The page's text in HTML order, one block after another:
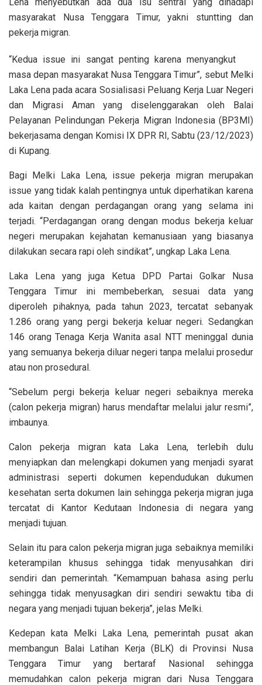
masyarakat Nusa Tenggara Timur, yakni stuntting dan
pekerja migran.
“Kedua issue ini sangat penting karena menyangkut
masa depan masyarakat Nusa Tenggara Timur”, sebut Melki
Laka Lena pada acara Sosialisasi Peluang Kerja Luar Negeri
dan Migrasi Aman yang diselenggarakan oleh Balai
Pelayanan Pelindungan Pekerja Migran Indonesia (BP3MI)
bekerjasama dengan Komisi IX DPR RI, Sabtu (23/12/2023)
di Kupang.
Bagi Melki Laka Lena, issue pekerja migran merupakan
issue yang tidak kalah pentingnya untuk diperhatikan karena
ada kaitan dengan perdagangan orang yang selama ini
terjadi. “Perdagangan orang dengan modus bekerja keluar
negeri merupakan kejahatan kemanusiaan yang biasanya
dilakukan secara rapi oleh sindikat”, ungkap Laka Lena.
Laka Lena yang juga Ketua DPD Partai Golkar Nusa
Tenggara Timur ini membeberkan, sesuai data yang
diperoleh pihaknya, pada tahun 2023, tercatat sebanyak
1.286 orang yang pergi bekerja keluar negeri. Sedangkan
146 orang Tenaga Kerja Wanita asal NTT meninggal dunia
yang semuanya bekerja diluar negeri tanpa melalui prosedur
atau non prosedural.
“Sebelum pergi bekerja keluar negeri sebaiknya mereka
(calon pekerja migran) harus mendaftar melalui jalur resmi”,
imbaunya.
Calon pekerja migran kata Laka Lena, terlebih dulu
menyiapkan dan melengkapi dokumen yang menjadi syarat
administrasi seperti dokumen kependudukan dukumen
kesehatan serta dokumen lain sehingga pekerja migran juga
tercatat di Kantor Kedutaan Indonesia di negara yang
menjadi tujuan.
Selain itu para calon pekerja migran juga sebaiknya memiliki
keterampilan khusus sehingga tidak menyusahkan diri
sendiri dan pemerintah. “Kemampuan bahasa asing perlu
sehingga tidak menyusagkan diri sendiri sewaktu tiba di
negara yang menjadi tujuan bekerja”, jelas Melki.
Kedepan kata Melki Laka Lena, pemerintah pusat akan
membangun Balai Latihan Kerja (BLK) di Provinsi Nusa
Tenggara Timur yang bertaraf Nasional sehingga
memudahkan calon pekerja migran dari Nusa Tenggara